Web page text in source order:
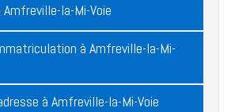
la-Mi-Voie
à Amfreville-la-Mi-
à Amfreville-la-Mi-Voie